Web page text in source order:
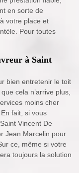
en sorte de
votre place et
Pour toutes
à Saint
bien entretenir le toit
cela n’arrive plus,
moins cher
fait, si vous
Vincent De
Jean Marcelin pour
ce, même si votre
toujours la solution